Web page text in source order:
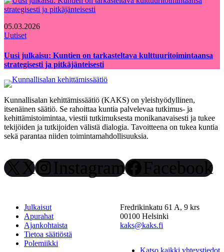
05.03.2026
Uutiset
Uusi julkaisu: Kuntien on tarkasteltava kulttuuritoimintaansa
strategisesti ja pitkäjänteisesti
Kunnallisalan kehittämissäätiö (KAKS) on yleishyödyllinen,
itsenäinen säätiö. Se rahoittaa kuntia palvelevaa tutkimus- ja
kehittämistoimintaa, viestii tutkimuksesta monikanavaisesti ja tukee
tekijöiden ja tutkijoiden välistä dialogia. Tavoitteena on tukea kuntia
sekä parantaa niiden toimintamahdollisuuksia.
X Instagram Facebook
Julkaisut
Apurahat
Ajankohtaista
Tietoa säätiöstä
Polemiikki
Fredrikinkatu 61 A, 9 krs
00100 Helsinki
kaks@kaks.fi
Katso kaikki yhteystiedot